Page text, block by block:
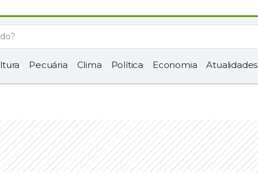
Pecuária Clima Política Economia Atualidades